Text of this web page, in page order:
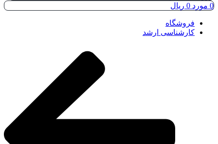
0 مورد 0 ریال
فروشگاه
کارشناسی ارشد